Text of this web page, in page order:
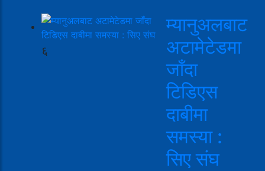
६
म्यानुअलबाट
अटामेटेडमा
जाँदा
टिडिएस
दाबीमा
समस्या :
सिए संघ